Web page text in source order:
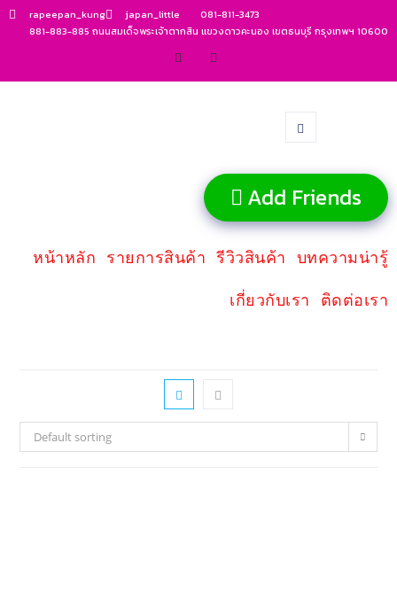
rapeepan_kung japan_little
081-811-3473
881-883-885 ถนนสมเด็จพระเจ้าตากสิน แขวงดาวคะนอง เขตธนบุรี กรุงเทพฯ 10600
Add Friends
หน้าหลัก รายการสินค้า รีวิวสินค้า บทความน่ารู้
เกี่ยวกับเรา
ติดต่อเรา
Default sorting